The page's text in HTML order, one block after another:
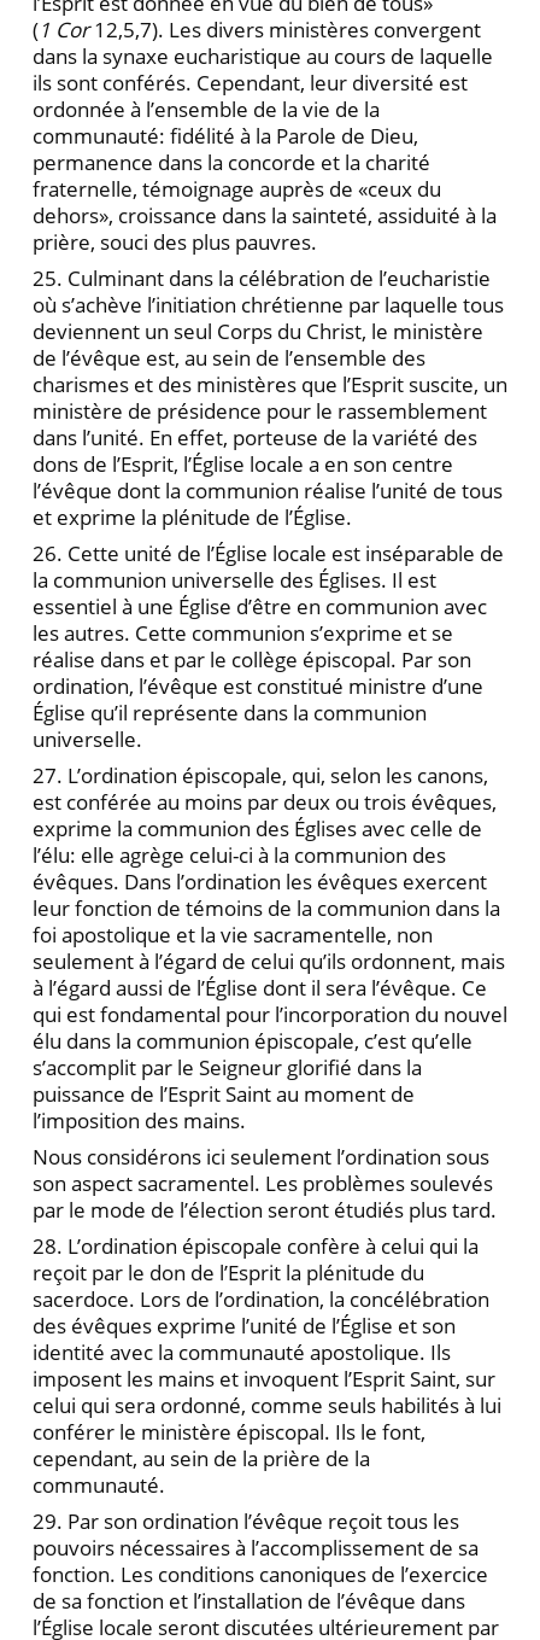
(1 Cor12,5,7). Les divers ministères convergent
dans la synaxe eucharistique au cours de laquelle
ils sont conférés. Cependant, leur diversité est
ordonnée à l’ensemble de la vie de la
communauté: fidélité à la Parole de Dieu,
permanence dans la concorde et la charité
fraternelle, témoignage auprès de «ceux du
dehors», croissance dans la sainteté, assiduité à la
prière, souci des plus pauvres.
25. Culminant dans la célébration de l’eucharistie
où s’achève l’initiation chrétienne par laquelle tous
deviennent un seul Corps du Christ, le ministère
de l’évêque est, au sein de l’ensemble des
charismes et des ministères que l’Esprit suscite, un
ministère de présidence pour le rassemblement
dans l’unité. En effet, porteuse de la variété des
dons de l’Esprit, l’Église locale a en son centre
l’évêque dont la communion réalise l’unité de tous
et exprime la plénitude de l’Église.
26. Cette unité de l’Église locale est inséparable de
la communion universelle des Églises. Il est
essentiel à une Église d’être en communion avec
les autres. Cette communion s’exprime et se
réalise dans et par le collège épiscopal. Par son
ordination, l’évêque est constitué ministre d’une
Église qu’il représente dans la communion
universelle.
27. L’ordination épiscopale, qui, selon les canons,
est conférée au moins par deux ou trois évêques,
exprime la communion des Églises avec celle de
l’élu: elle agrège celui-ci à la communion des
évêques. Dans l’ordination les évêques exercent
leur fonction de témoins de la communion dans la
foi apostolique et la vie sacramentelle, non
seulement à l’égard de celui qu’ils ordonnent, mais
à l’égard aussi de l’Église dont il sera l’évêque. Ce
qui est fondamental pour l’incorporation du nouvel
élu dans la communion épiscopale, c’est qu’elle
s’accomplit par le Seigneur glorifié dans la
puissance de l’Esprit Saint au moment de
l’imposition des mains.
Nous considérons ici seulement l’ordination sous
son aspect sacramentel. Les problèmes soulevés
par le mode de l’élection seront étudiés plus tard.
28. L’ordination épiscopale confère à celui qui la
reçoit par le don de l’Esprit la plénitude du
sacerdoce. Lors de l’ordination, la concélébration
des évêques exprime l’unité de l’Église et son
identité avec la communauté apostolique. Ils
imposent les mains et invoquent l’Esprit Saint, sur
celui qui sera ordonné, comme seuls habilités à lui
conférer le ministère épiscopal. Ils le font,
cependant, au sein de la prière de la
communauté.
29. Par son ordination l’évêque reçoit tous les
pouvoirs nécessaires à l’accomplissement de sa
fonction. Les conditions canoniques de l’exercice
de sa fonction et l’installation de l’évêque dans
l’Église locale seront discutées ultérieurement par